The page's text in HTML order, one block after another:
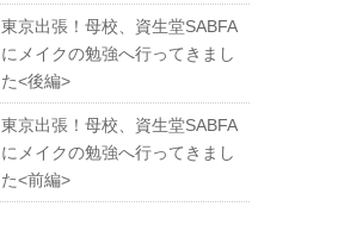
東京出張！母校、資生堂SABFA
にメイクの勉強へ行ってきまし
た<後編>
東京出張！母校、資生堂SABFA
にメイクの勉強へ行ってきまし
た<前編>